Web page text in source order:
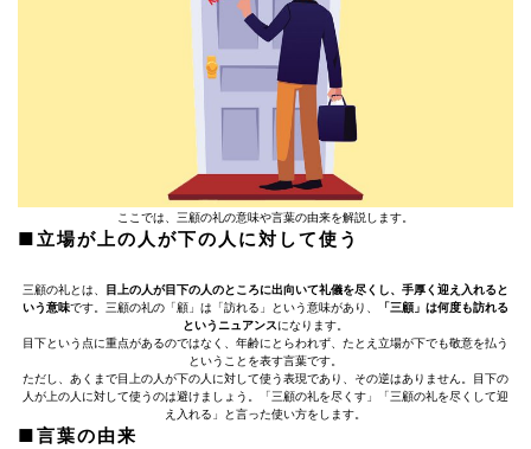
ここでは、三顧の礼の意味や言葉の由来を解説します。
■立場が上の人が下の人に対して使う
三顧の礼とは、
目上の人が目下の人のところに出向いて礼儀を尽くし、手厚く迎え入れると
いう意味です。三顧の礼の「顧」は「訪れる」という意味があり、
「三顧」は何度も訪れる
というニュアンスになります。
目下という点に重点があるのではなく、年齢にとらわれず、たとえ立場が下でも敬意を払う
ということを表す言葉です。
ただし、あくまで目上の人が下の人に対して使う表現であり、その逆はありません。目下の
人が上の人に対して使うのは避けましょう。「三顧の礼を尽くす」「三顧の礼を尽くして迎
え入れる」と言った使い方をします。
■言葉の由来